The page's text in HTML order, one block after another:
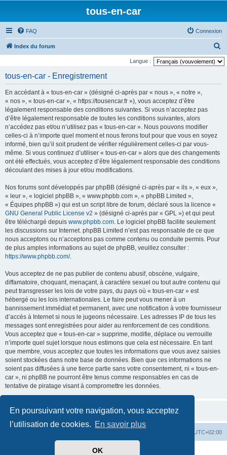
En poursuivant votre navigation, vous acceptez
l’utilisation de cookies. En savoir plus
OK
tous-en-car
FAQ Connexion
Index du forum
e
Langue :
tous-en-car - Enregistrement
En accédant à « tous-en-car » (désigné ci-après par « nous », « notre »,
« nos », « tous-en-car », « https://tousencar.fr »), vous acceptez d’être
légalement responsable des conditions suivantes. Si vous n’acceptez pas
d’être légalement responsable de toutes les conditions suivantes, alors
n’accédez pas et/ou n’utilisez pas « tous-en-car ». Nous pouvons modifier
celles-ci à n’importe quel moment et nous ferons tout pour que vous en soyez
informé, bien qu’il soit prudent de vérifier régulièrement celles-ci par vous-
même. Si vous continuez d’utiliser « tous-en-car » alors que des changements
ont été effectués, vous acceptez d’être légalement responsable des conditions
découlant des mises à jour et/ou modifications.
Nos forums sont développés par phpBB (désigné ci-après par « ils », « eux »,
« leur », « logiciel phpBB », « www.phpbb.com », « phpBB Limited »,
« Équipes phpBB ») qui est un script libre de forum, déclaré sous la licence «
GNU General Public License v2 » (désigné ci-après par « GPL ») et qui peut
être téléchargé depuis www.phpbb.com. Le logiciel phpBB facilite seulement
les discussions sur Internet. phpBB Limited n’est pas responsable de ce que
nous acceptons ou n’acceptons pas comme contenu ou conduite permis. Pour
de plus amples informations au sujet de phpBB, veuillez consulter :
https://www.phpbb.com/.
Vous acceptez de ne pas publier de contenu abusif, obscène, vulgaire,
diffamatoire, choquant, menaçant, à caractère sexuel ou tout autre contenu qui
peut transgresser les lois de votre pays, du pays où « tous-en-car » est
hébergé ou les lois internationales. Le faire peut vous mener à un
bannissement immédiat et permanent, avec une notification à votre fournisseur
d’accès à Internet si nous le jugeons nécessaire. Les adresses IP de tous les
messages sont enregistrées pour aider au renforcement de ces conditions.
Vous acceptez que « tous-en-car » supprime, modifie, déplace ou verrouille
n’importe quel sujet lorsque nous estimons que cela est nécessaire. En tant
que membre, vous acceptez que toutes les informations que vous avez saisies
soient stockées dans notre base de données. Bien que ces informations ne
soient pas diffusées à une tierce partie sans votre consentement, ni « tous-en-
car », ni phpBB ne pourront être tenus comme responsables en cas de
tentative de piratage visant à compromettre les données.
UTC+02:00
phpBB ® Forum Software © phpBB Limited